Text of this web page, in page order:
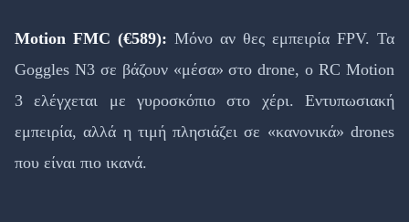
Motion FMC (€589): Μόνο αν θες εμπειρία FPV. Τα
Goggles N3 σε βάζουν «μέσα» στο drone, ο RC Motion
3 ελέγχεται με γυροσκόπιο στο χέρι. Εντυπωσιακή
εμπειρία, αλλά η τιμή πλησιάζει σε «κανονικά» drones
που είναι πιο ικανά.